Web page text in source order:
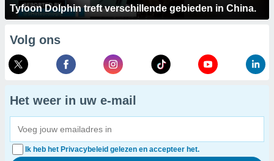
Tyfoon Dolphin treft verschillende gebieden in China.
Volg ons
Het weer in uw e-mail
Ik heb het Privacybeleid gelezen en accepteer het.